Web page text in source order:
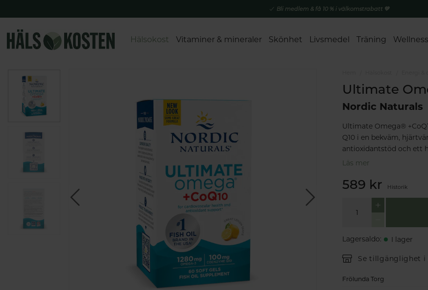
Bli medlem & få 10 % i välkomstrabatt 💚
Hälsokost Vitaminer & mineraler Skönhet Livsmedel Träning Wellness
Ultimate
Nordic Naturals
Ultimate Omega®
Q10 i en bekväm,
antioxidantstöd och ett
Läs mer
589 kr Historik
Lagersaldo: I lager
Se tillgänglighet i
Frölunda Torg